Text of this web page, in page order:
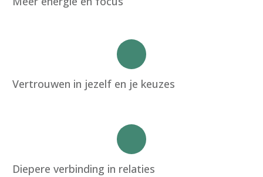
Vertrouwen in jezelf en je keuzes
Diepere verbinding in relaties